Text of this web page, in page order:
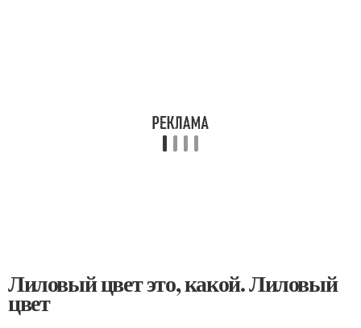
Лиловый цвет это, какой. Лиловый
цвет